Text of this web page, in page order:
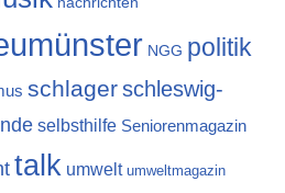
NGG politik
schlagerschleswig-
selbsthilfe Seniorenmagazin
talk umwelt umweltmagazin